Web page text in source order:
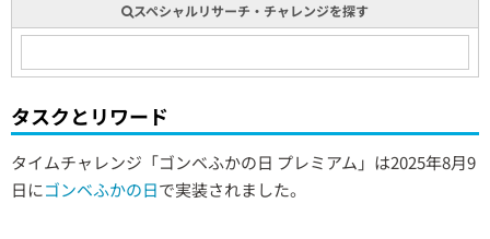
スペシャルリサーチ・チャレンジを探す
タスクとリワード
タイムチャレンジ「ゴンベふかの日 プレミアム」は2025年8月9
日にゴンベふかの日で実装されました。